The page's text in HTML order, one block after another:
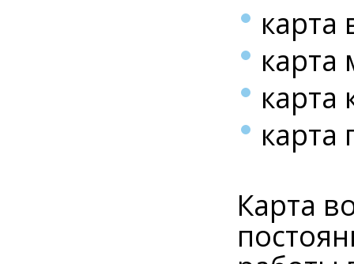
карта
карта
карта
карта
Карта